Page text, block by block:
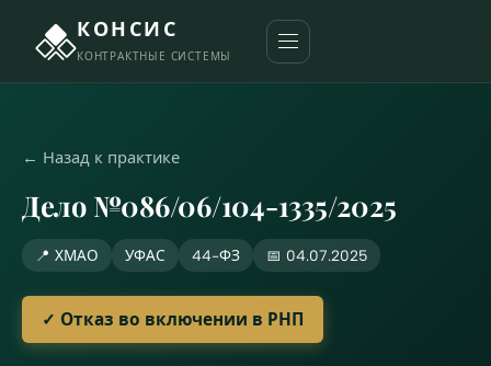
КОНСИС
КОНТРАКТНЫЕ СИСТЕМЫ
← Назад к практике
Дело №086/06/104-1335/2025
📍 ХМАО УФАС 44-ФЗ 📅 04.07.2025
✓ Отказ во включении в РНП